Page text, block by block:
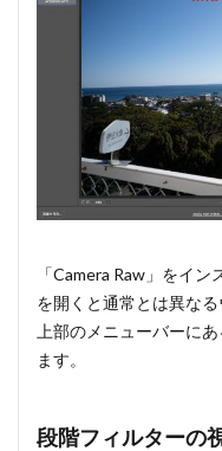
「Camera Raw」をイ
を開くと通常とは異なる
上部のメニューバーに
ます。
段階フィルターの